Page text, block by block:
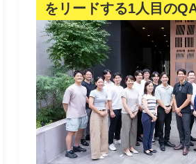
をリードする1人目の